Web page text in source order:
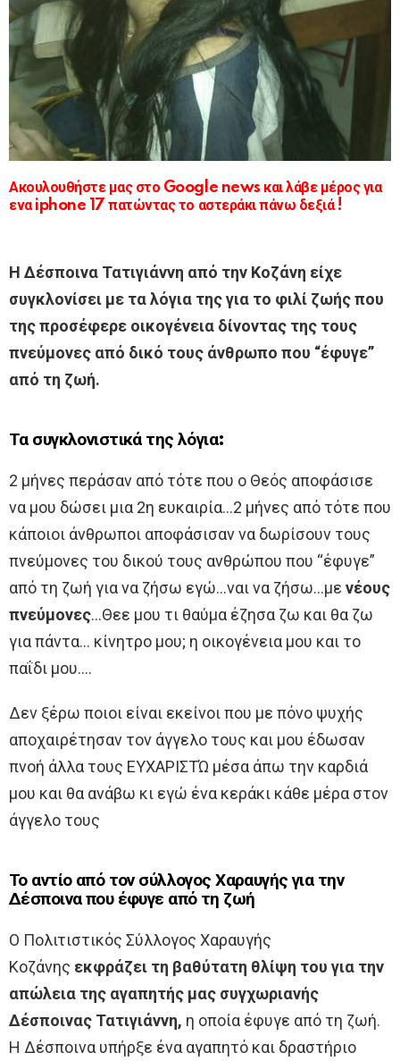
Ακουλουθήστε μας στο Google news και λάβε μέρος για
ενα iphone 17 πατώντας το αστεράκι πάνω δεξιά !
Η Δέσποινα Τατιγιάννη από την Κοζάνη είχε
συγκλονίσει με τα λόγια της για το φιλί ζωής που
της προσέφερε οικογένεια δίνοντας της τους
πνεύμονες από δικό τους άνθρωπο που “έφυγε”
από τη ζωή.
Τα συγκλονιστικά της λόγια:
2 μήνες περάσαν από τότε που ο Θεός αποφάσισε
να μου δώσει μια 2η ευκαιρία…2 μήνες από τότε που
κάποιοι άνθρωποι αποφάσισαν να δωρίσουν τους
πνεύμονες του δικού τους ανθρώπου που “έφυγε”
από τη ζωή για να ζήσω εγώ…ναι να ζήσω…με νέους
πνεύμονες…Θεε μου τι θαύμα έζησα ζω και θα ζω
για πάντα… κίνητρο μου; η οικογένεια μου και το
παΐδι μου….
Δεν ξέρω ποιοι είναι εκείνοι που με πόνο ψυχής
αποχαιρέτησαν τον άγγελο τους και μου έδωσαν
πνοή άλλα τους ΕΥΧΑΡΙΣΤΏ μέσα άπω την καρδιά
μου και θα ανάβω κι εγώ ένα κεράκι κάθε μέρα στον
άγγελο τους
Το αντίο από τον σύλλογος Χαραυγής για την
Δέσποινα που έφυγε από τη ζωή
Ο Πολιτιστικός Σύλλογος Χαραυγής
Κοζάνης εκφράζει τη βαθύτατη θλίψη του για την
απώλεια της αγαπητής μας συγχωριανής
Δέσποινας Τατιγιάννη, η οποία έφυγε από τη ζωή.
Η Δέσποινα υπήρξε ένα αγαπητό και δραστήριο